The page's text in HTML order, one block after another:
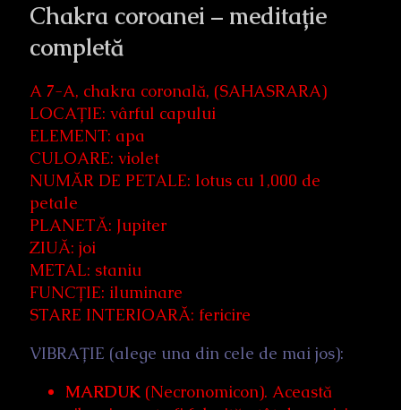
Chakra coroanei – meditație
completă
A 7-A, chakra coronală, (SAHASRARA)
LOCAȚIE: vârful capului
ELEMENT: apa
CULOARE: violet
NUMĂR DE PETALE: lotus cu 1,000 de
petale
PLANETĂ: Jupiter
ZIUĂ: joi
METAL: staniu
FUNCȚIE: iluminare
STARE INTERIOARĂ: fericire
VIBRAȚIE (alege una din cele de mai jos):
MARDUK (Necronomicon). Această